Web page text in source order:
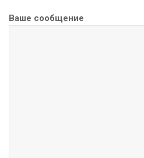
Ваше сообщение